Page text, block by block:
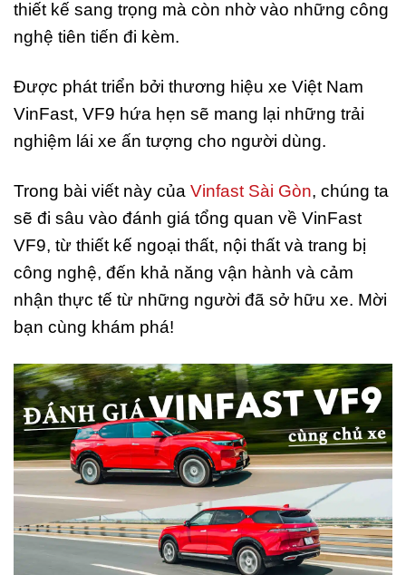
thiết kế sang trọng mà còn nhờ vào những công
nghệ tiên tiến đi kèm.
Được phát triển bởi thương hiệu xe Việt Nam
VinFast, VF9 hứa hẹn sẽ mang lại những trải
nghiệm lái xe ấn tượng cho người dùng.
Trong bài viết này của Vinfast Sài Gòn, chúng ta
sẽ đi sâu vào đánh giá tổng quan về VinFast
VF9, từ thiết kế ngoại thất, nội thất và trang bị
công nghệ, đến khả năng vận hành và cảm
nhận thực tế từ những người đã sở hữu xe. Mời
bạn cùng khám phá!